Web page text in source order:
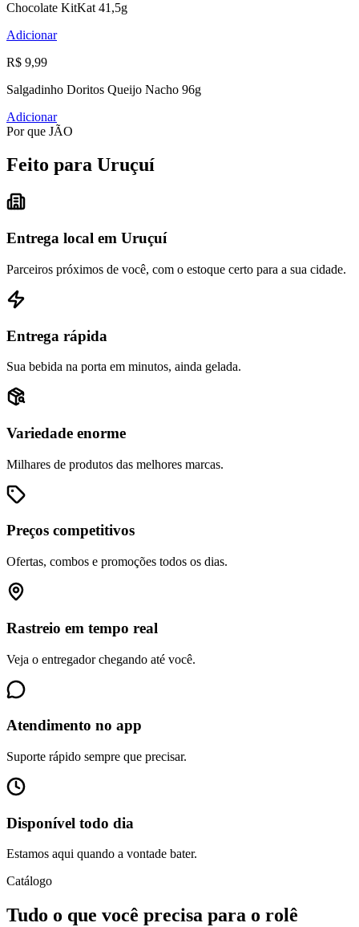
Chocolate KitKat 41,5g
Adicionar
R$ 9,99
Salgadinho Doritos Queijo Nacho 96g
Adicionar
Por que JÃO
Feito para Uruçuí
Entrega local em Uruçuí
Parceiros próximos de você, com o estoque certo para a sua cidade.
Entrega rápida
Sua bebida na porta em minutos, ainda gelada.
Variedade enorme
Milhares de produtos das melhores marcas.
Preços competitivos
Ofertas, combos e promoções todos os dias.
Rastreio em tempo real
Veja o entregador chegando até você.
Atendimento no app
Suporte rápido sempre que precisar.
Disponível todo dia
Estamos aqui quando a vontade bater.
Catálogo
Tudo o que você precisa para o rolê